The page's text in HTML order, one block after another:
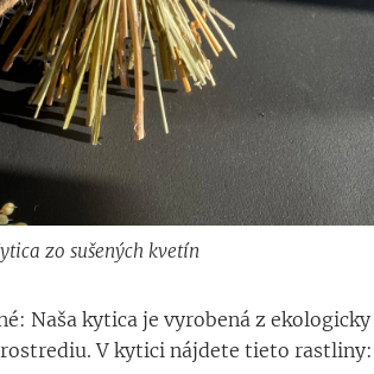
zo sušených kvetín
Naša kytica je vyrobená z
V kytici nájdete tieto